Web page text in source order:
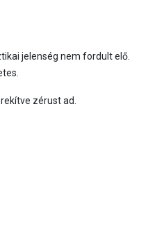
jelenség nem fordult elő.
zérust ad.